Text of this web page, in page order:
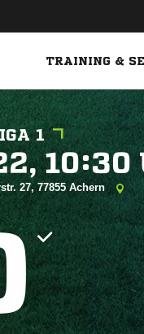
TRAINING &
1

27, 77855 Achern